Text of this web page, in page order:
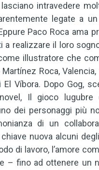
intravedere
legate a
Paco Roca ama
a realizzare il loro
illustratore che
Martínez Roca,
Víbora. Dopo Gog,
Il gioco lugubre
dei personaggi più
di un
nuova alcuni
di lavoro, l’amore
– fino ad ottenere un